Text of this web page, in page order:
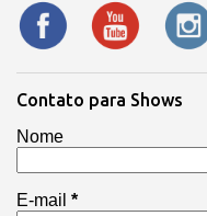
Contato para Shows
Nome
E-mail *